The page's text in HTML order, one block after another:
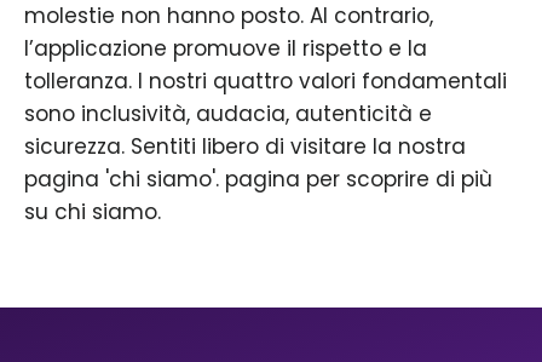
molestie non hanno posto. Al contrario,
l’applicazione promuove il rispetto e la
tolleranza. I nostri quattro valori fondamentali
sono inclusività, audacia, autenticità e
sicurezza. Sentiti libero di visitare la nostra
pagina 'chi siamo'. pagina per scoprire di più
su chi siamo.